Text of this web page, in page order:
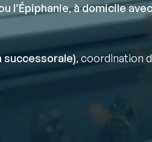
l’Épiphanie,à domicile
, coordination